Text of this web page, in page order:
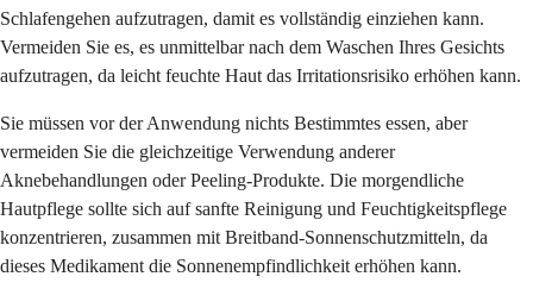
Schlafengehen aufzutragen, damit es vollständig einziehen kann.
Vermeiden Sie es, es unmittelbar nach dem Waschen Ihres Gesichts
aufzutragen, da leicht feuchte Haut das Irritationsrisiko erhöhen kann.
Sie müssen vor der Anwendung nichts Bestimmtes essen, aber
vermeiden Sie die gleichzeitige Verwendung anderer
Aknebehandlungen oder Peeling-Produkte. Die morgendliche
Hautpflege sollte sich auf sanfte Reinigung und Feuchtigkeitspflege
konzentrieren, zusammen mit Breitband-Sonnenschutzmitteln, da
dieses Medikament die Sonnenempfindlichkeit erhöhen kann.